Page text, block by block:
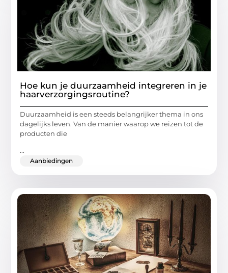
Hoe kun je duurzaamheid integreren in je
haarverzorgingsroutine?
Duurzaamheid is een steeds belangrijker thema in ons
dagelijks leven. Van de manier waarop we reizen tot de
producten die
...
Aanbiedingen